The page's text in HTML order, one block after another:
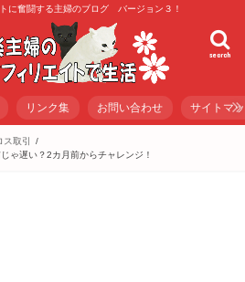
に奮闘する主婦のブログ バージョン３！
search
リンク集 お問い合わせ サイトマ
ス取引
ゃ遅い？2カ月前からチャレンジ！